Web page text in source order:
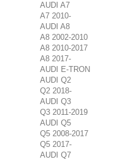
AUDI A7
A7 2010-
AUDI A8
A8 2002-2010
A8 2010-2017
A8 2017-
AUDI E-TRON
AUDI Q2
Q2 2018-
AUDI Q3
Q3 2011-2019
AUDI Q5
Q5 2008-2017
Q5 2017-
AUDI Q7